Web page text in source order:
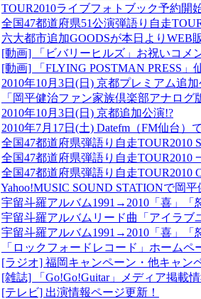
TOUR2010ライブフォトブック予約開
全国47都道府県51公演弾語り自走
六大都市追加GOODSが本日よりWEB
[動画] 「ビバリーヒルズ」お祝いコメ
[動画] 「FLYING POSTMAN PRESS」
2010年10月3日(日) 京都プレミアム追
「岡平健治ファン家族倶楽部アナログ
2010年10月3日(日) 京都追加公演!?
2010年7月17日(土) Datefm（FM仙台
全国47都道府県弾語り自走TOUR2010
全国47都道府県弾語り自走TOUR2010
全国47都道府県弾語り自走TOUR2010
Yahoo!MUSIC SOUND STATIONで岡
宇留斗羅アルバム1991→2010「喜」
宇留斗羅アルバムリード曲「アイラブ
宇留斗羅アルバム1991→2010「喜」「
「ロックフォードレコード」ホームペ
[ラジオ] 福岡キャンペーン・他キャン
[雑誌] 「Go!Go!Guitar」メディア掲載
[テレビ] 出演情報ページ更新！